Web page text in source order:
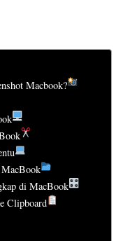
Macbook?
di MacBook
Clipboard